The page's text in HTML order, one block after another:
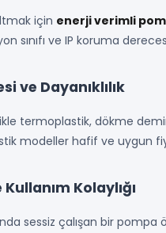
için enerji verimli
sınıfı ve IP koruma
ve Dayanıklılık
termoplastik, dökme
modeller hafif ve uygun
Kolaylığı
sessiz çalışan bir pompa